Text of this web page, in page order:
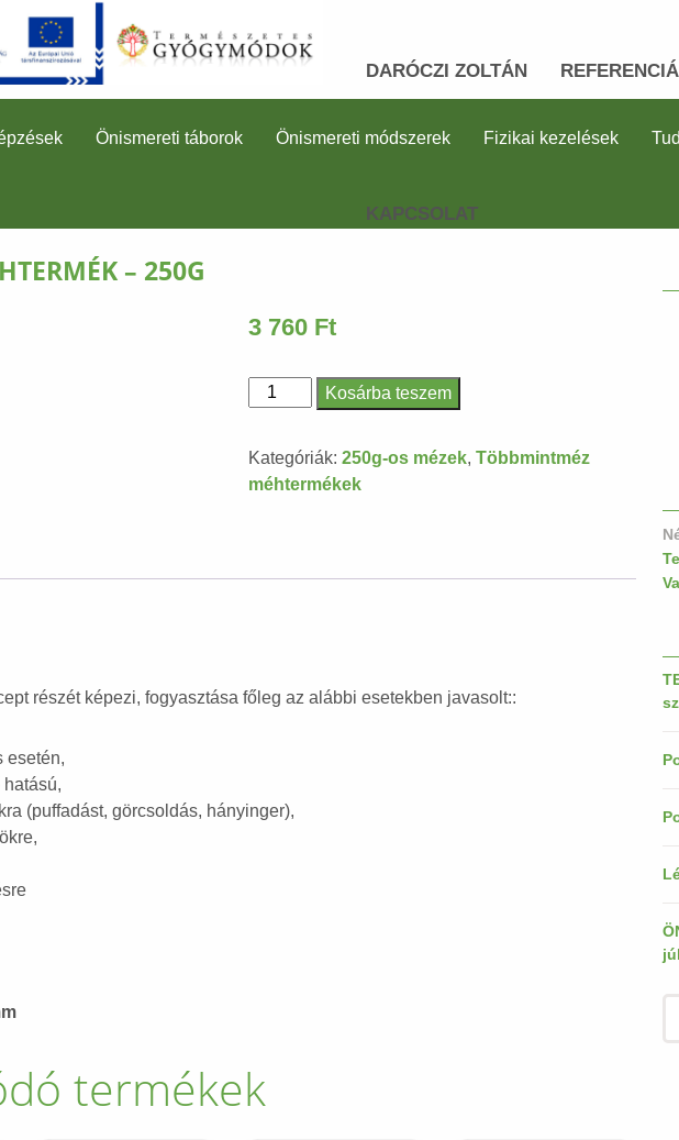
DARÓCZI ZOLTÁN
KAPCSOLAT
Önismereti táborok Önismereti módszerek Fizikai kezelések
– 250G
3 760 Ft
Gyömbér
-
250g
Kosárba teszem
Kategóriák: 250g-os mézek, Többmintméz
méhtermékek
részét képezi, fogyasztása főleg az alábbi esetekben javasolt::
esetén,
(puffadást, görcsoldás, hányinger),
termékek